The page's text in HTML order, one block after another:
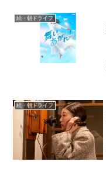
続・朝ドライフ
続・朝ドライフ